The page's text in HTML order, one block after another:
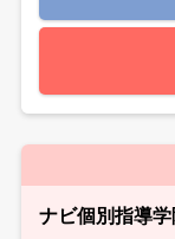
ナビ個別指導